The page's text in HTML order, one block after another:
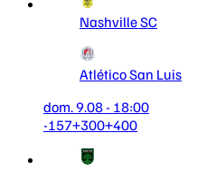
Nashville SC
Atlético San Luis
dom. 9.08 - 18:00
-157+300+400